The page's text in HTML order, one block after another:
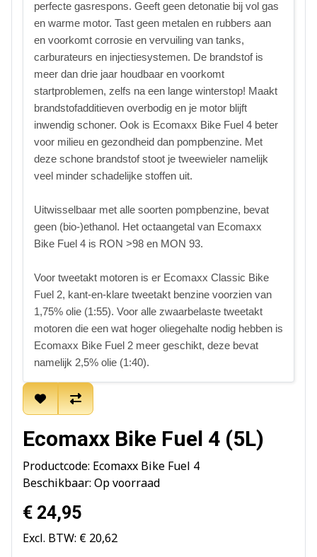
perfecte gasrespons. Geeft geen detonatie bij vol gas
en warme motor. Tast geen metalen en rubbers aan
en voorkomt corrosie en vervuiling van tanks,
carburateurs en injectiesystemen. De brandstof is
meer dan drie jaar houdbaar en voorkomt
startproblemen, zelfs na een lange winterstop! Maakt
brandstofadditieven overbodig en je motor blijft
inwendig schoner. Ook is Ecomaxx Bike Fuel 4 beter
voor milieu en gezondheid dan pompbenzine. Met
deze schone brandstof stoot je tweewieler namelijk
veel minder schadelijke stoffen uit.
Uitwisselbaar met alle soorten pompbenzine, bevat
geen (bio-)ethanol. Het octaangetal van Ecomaxx
Bike Fuel 4 is RON >98 en MON 93.
Voor tweetakt motoren is er Ecomaxx Classic Bike
Fuel 2, kant-en-klare tweetakt benzine voorzien van
1,75% olie (1:55). Voor alle zwaarbelaste tweetakt
motoren die een wat hoger oliegehalte nodig hebben is
Ecomaxx Bike Fuel 2 meer geschikt, deze bevat
namelijk 2,5% olie (1:40).
Ecomaxx Bike Fuel 4 (5L)
Productcode: Ecomaxx Bike Fuel 4
Beschikbaar: Op voorraad
€ 24,95
Excl. BTW: € 20,62